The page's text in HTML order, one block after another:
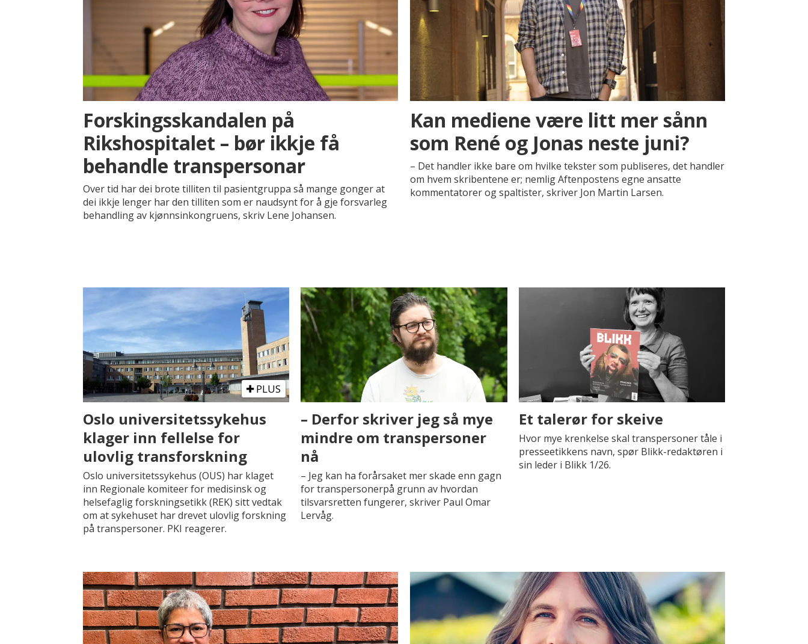
Forskingsskandalen på
Rikshospitalet – bør ikkje få
behandle transpersonar
Over tid har dei brote tilliten til pasientgruppa så mange gonger at
dei ikkje lenger har den tilliten som er naudsynt for å gje forsvarleg
behandling av kjønnsinkongruens, skriv Lene Johansen.
Kan mediene være litt mer sånn
som René og Jonas neste juni?
– Det handler ikke bare om hvilke tekster som publiseres, det handler
om hvem skribentene er; nemlig Aftenpostens egne ansatte
kommentatorer og spaltister, skriver Jon Martin Larsen.
PLUS
Oslo universitetssykehus
klager inn fellelse for
ulovlig transforskning
Oslo universitetssykehus (OUS) har klaget
inn Regionale komiteer for medisinsk og
helsefaglig forskningsetikk (REK) sitt vedtak
om at sykehuset har drevet ulovlig forskning
på transpersoner. PKI reagerer.
– Derfor skriver jeg så mye
mindre om transpersoner
nå
– Jeg kan ha forårsaket mer skade enn gagn
for transpersonerpå grunn av hvordan
tilsvarsretten fungerer, skriver Paul Omar
Lervåg.
Et talerør for skeive
Hvor mye krenkelse skal transpersoner tåle i
presseetikkens navn, spør Blikk-redaktøren i
sin leder i Blikk 1/26.